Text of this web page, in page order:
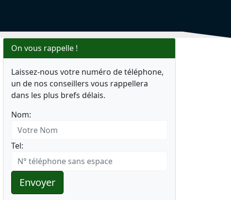
On vous rappelle !
Laissez-nous votre numéro de téléphone,
un de nos conseillers vous rappellera
dans les plus brefs délais.
Nom:
Tel:
Envoyer